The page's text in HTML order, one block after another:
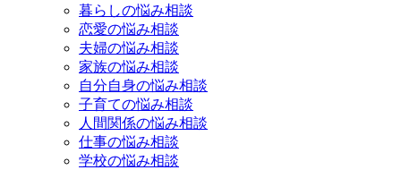
暮らしの悩み相談
恋愛の悩み相談
夫婦の悩み相談
家族の悩み相談
自分自身の悩み相談
子育ての悩み相談
人間関係の悩み相談
仕事の悩み相談
学校の悩み相談